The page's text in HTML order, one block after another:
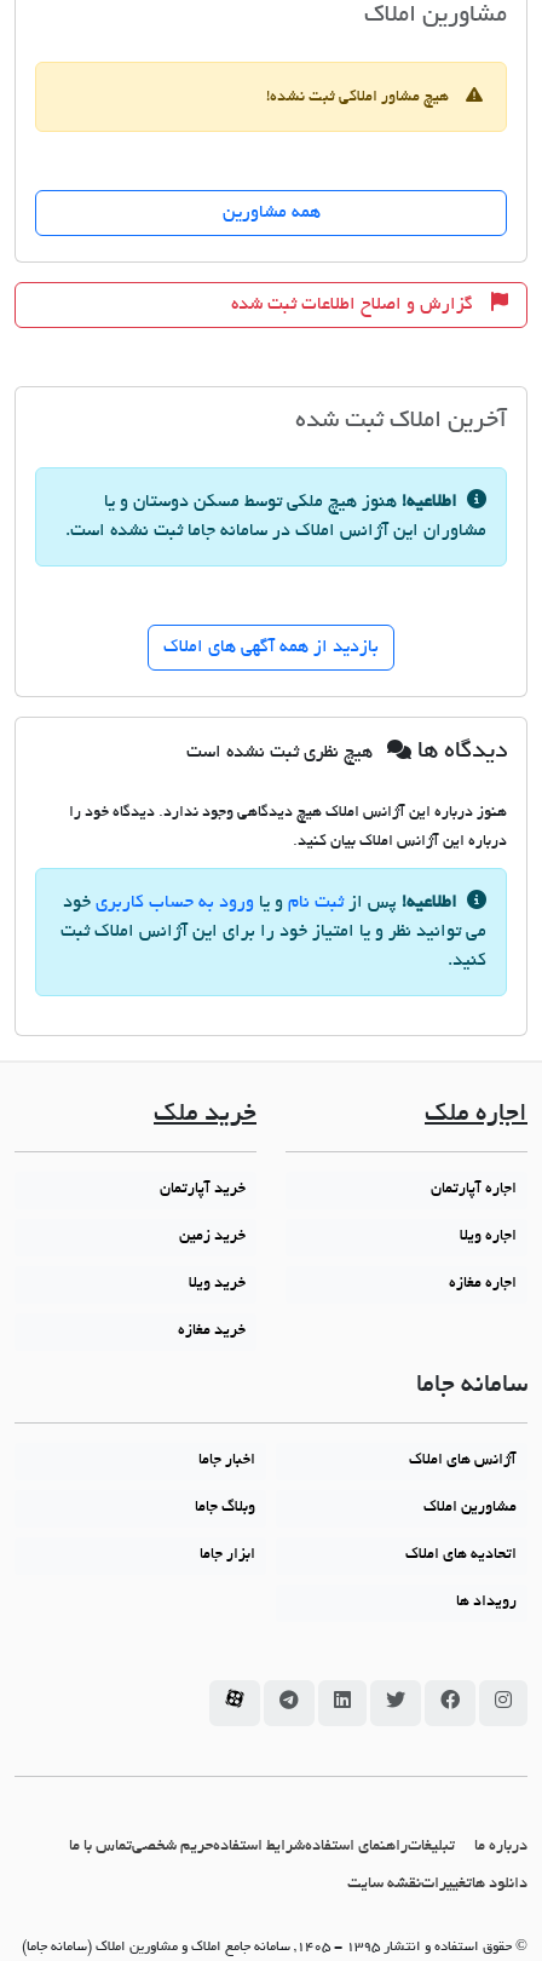
مشاورین املاکمسکن دوستان
هیچ مشاور املاکی ثبت نشده!
همه مشاورین
گزارش و اصلاح اطلاعات ثبت شده
آخرین املاک ثبت شده
اطلاعیه! هنوز هیچ ملکی توسط مسکن دوستان و یا
مشاوران این آژانس املاک در سامانه جاما ثبت نشده است.
بازدید از همه آگهی های املاک
دیدگاه ها هیچ نظری ثبت نشده است
هنوز درباره این آژانس املاک هیچ دیدگاهی وجود ندارد. دیدگاه خود را
درباره این آژانس املاک بیان کنید.
اطلاعیه! پس ازثبت نام و یا ورود به حساب کاربری خود
می توانید نظر و یا امتیاز خود را برای این آژانس املاک ثبت
کنید.
اجاره ملک
اجاره آپارتمان
اجاره ویلا
اجاره مغازه
خرید ملک
خرید آپارتمان
خرید زمین
خرید ویلا
خرید مغازه
سامانه جاما
آژانس های املاک اخبار جاما
مشاورین املاک وبلاگ جاما
اتحادیه های املاک ابزار جاما
رویداد ها
سامانه جاما در اینستاگرام
سامانه جاما در فیسبوک
سامانه جاما در توئیتر
سامانه جاما در لینکداین
سامانه جاما در تلگرام
سامانه جاما در آپارات
درباره ما تبلیغاتراهنمای استفادهشرایط استفادهحریم شخصیتماس با ما
دانلود هاتغییراتنقشه سایت
© حقوق استفاده و انتشار 1395 - 1405, سامانه جامع املاک و مشاورین املاک (سامانه جاما)